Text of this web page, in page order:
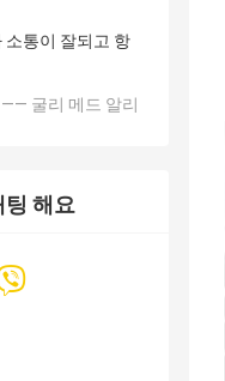
소통이 잘되고 항
—— 굴리 메드 알리
팅 해요